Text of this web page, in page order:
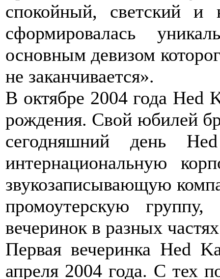
спокойный, светский и
сформировалась
основным девизом
не заканчивается».
В октябре 2004 года Hed
рождения. Свой юбилей
сегодняшний день
интернациональную
звукозаписывающую
промоутерскую
вечеринок в разных
Первая вечеринка Hed
апреля 2004 года. С тех